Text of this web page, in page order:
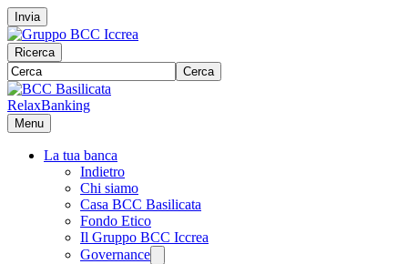
Invia
Ricerca
Cerca
RelaxBanking
Menu
La tua banca
Indietro
Chi siamo
Casa BCC Basilicata
Fondo Etico
Il Gruppo BCC Iccrea
Governance